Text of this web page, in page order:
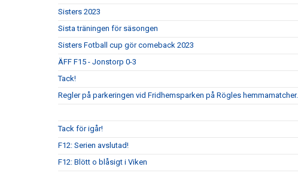
Sisters 2023
Sista träningen för säsongen
Sisters Fotball cup gör comeback 2023
ÄFF F15 - Jonstorp 0-3
Tack!
Regler på parkeringen vid Fridhemsparken på Rögles hemmamatcher.
Tack för igår!
F12: Serien avslutad!
F12: Blött o blåsigt i Viken